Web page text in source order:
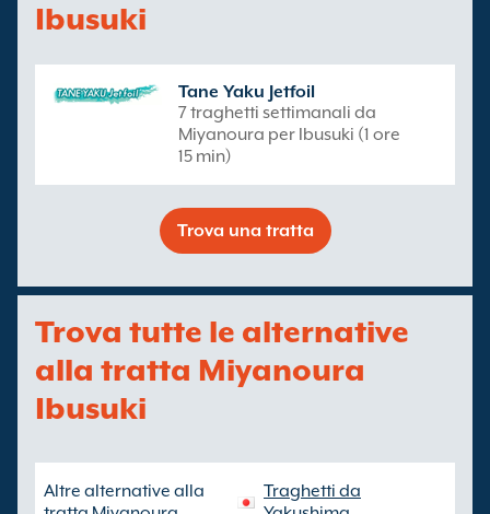
Ibusuki
Tane Yaku Jetfoil
7 traghetti settimanali da
Miyanoura per Ibusuki (1 ore
15 min)
Trova una tratta
Trova tutte le alternative
alla tratta Miyanoura
Ibusuki
Altre alternative alla
Traghetti da